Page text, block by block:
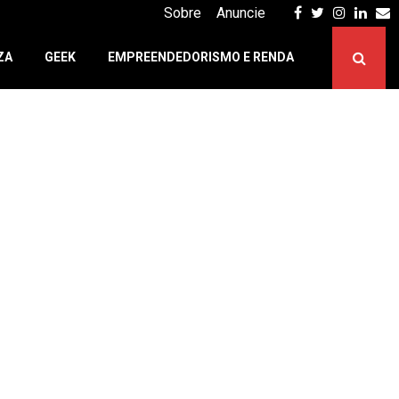
Facebook
Twitter
Sobre Anuncie
GEEK EMPREENDEDORISMO E RENDA